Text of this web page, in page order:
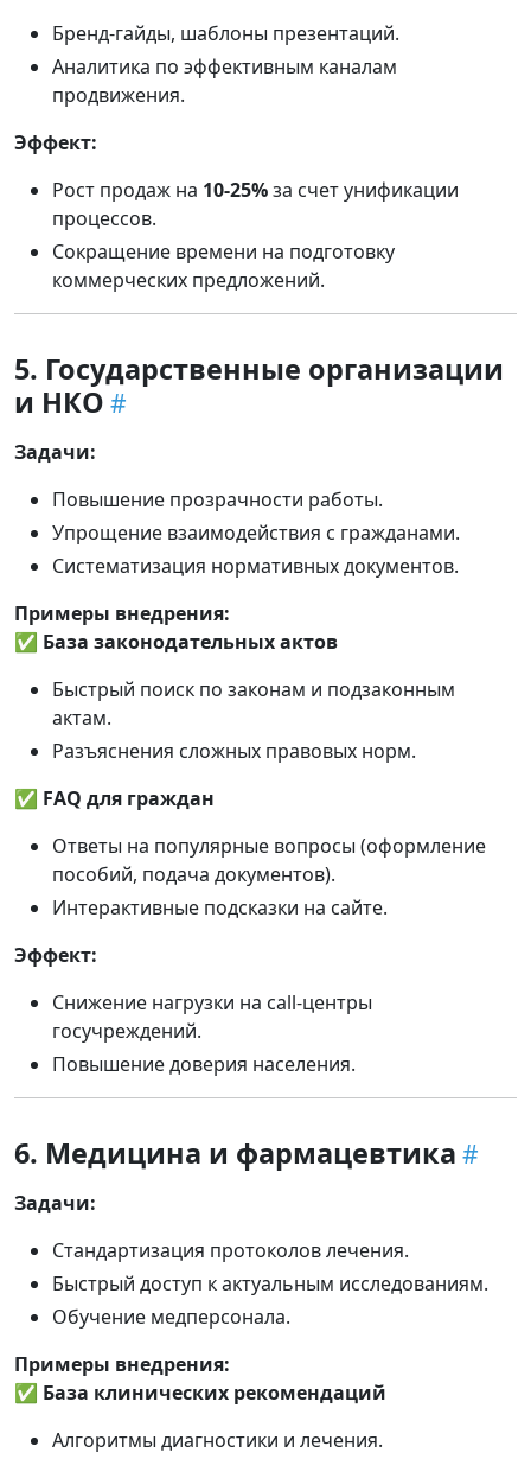
Бренд-гайды, шаблоны презентаций.
Аналитика по эффективным каналам
продвижения.
Эффект:
Рост продаж на 10-25%за счет унификации
процессов.
Сокращение времени на подготовку
коммерческих предложений.
5. Государственные организации
и НКО
Задачи:
Повышение прозрачности работы.
Упрощение взаимодействия с гражданами.
Систематизация нормативных документов.
Примеры внедрения:
✅ База законодательных актов
Быстрый поиск по законам и подзаконным
актам.
Разъяснения сложных правовых норм.
✅ FAQ для граждан
Ответы на популярные вопросы (оформление
пособий, подача документов).
Интерактивные подсказки на сайте.
Эффект:
Снижение нагрузки на call-центры
госучреждений.
Повышение доверия населения.
6. Медицина и фармацевтика
Задачи:
Стандартизация протоколов лечения.
Быстрый доступ к актуальным исследованиям.
Обучение медперсонала.
Примеры внедрения:
✅ База клинических рекомендаций
Алгоритмы диагностики и лечения.